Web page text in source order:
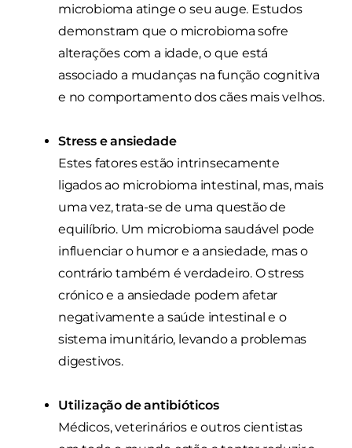
microbioma atinge o seu auge. Estudos
demonstram que o microbioma sofre
alterações com a idade, o que está
associado a mudanças na função cognitiva
e no comportamento dos cães mais velhos.
Stress e ansiedade
Estes fatores estão intrinsecamente
ligados ao microbioma intestinal, mas, mais
uma vez, trata-se de uma questão de
equilíbrio. Um microbioma saudável pode
influenciar o humor e a ansiedade, mas o
contrário também é verdadeiro. O stress
crónico e a ansiedade podem afetar
negativamente a saúde intestinal e o
sistema imunitário, levando a problemas
digestivos.
Utilização de antibióticos
Médicos, veterinários e outros cientistas